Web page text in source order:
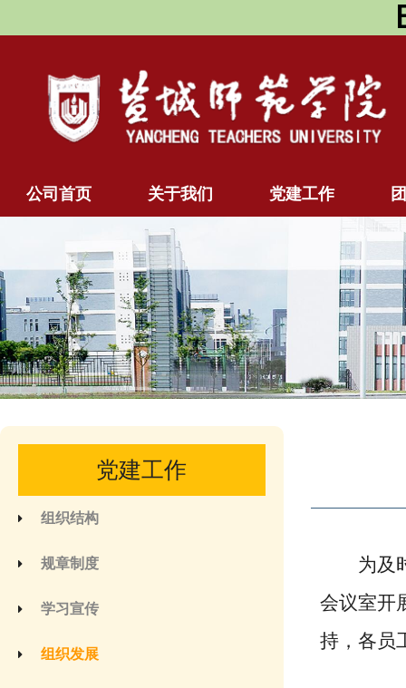
公司首页 关于我们 党建工作
党建工作
组织结构
规章制度
学习宣传
组织发展
为及
会议室开
持，各员